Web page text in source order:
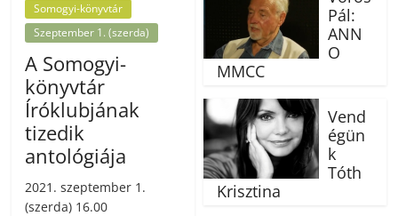
Somogyi-könyvtár
Szeptember 1. (szerda)
A Somogyi-
könyvtár
Íróklubjának
tizedik
antológiája
2021. szeptember 1.
(szerda) 16.00
Pál:
ANN
O
MMCC
Vend
égün
k
Tóth
Krisztina